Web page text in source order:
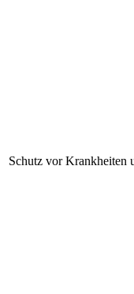
Schutz vor Krankheiten